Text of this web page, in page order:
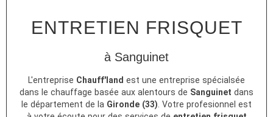
ENTRETIEN FRISQUET
à Sanguinet
L'entreprise Chauff'land est une entreprise spécialsée
dans le chauffage basée aux alentours de Sanguinet dans
le département de la Gironde (33). Votre profesionnel est